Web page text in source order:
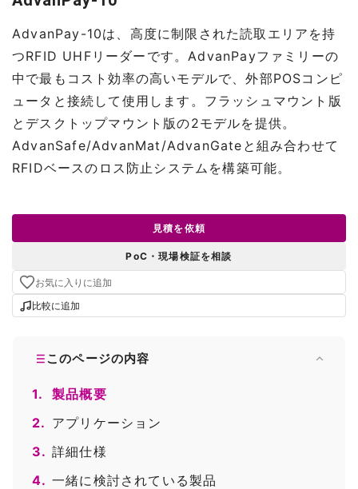
AdvanPay-10は、高度に制限された読取エリアを持
つRFID UHFリーダーです。AdvanPayファミリーの
中で最もコスト効率の高いモデルで、外部POSコンピ
ュータと接続して使用します。フラッシュマウント版
とデスクトップマウント版の2モデルを提供。
AdvanSafe/AdvanMat/AdvanGateと組み合わせて
RFIDベースのロス防止システムを構築可能。
見積を依頼
PoC・現場検証を相談
お気に入りに追加
比較に追加
このページの内容
1.
製品概要
2. アプリケーション
3. 詳細仕様
4. 一緒に検討されている製品